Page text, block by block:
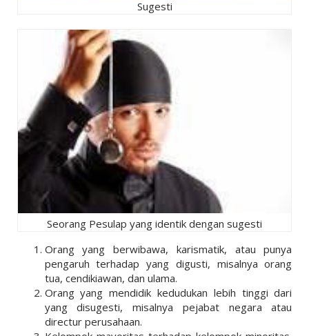
Sugesti
Seorang Pesulap yang identik dengan sugesti
Orang yang berwibawa, karismatik, atau punya
pengaruh terhadap yang digusti, misalnya orang
tua, cendikiawan, dan ulama.
Orang yang mendidik kedudukan lebih tinggi dari
yang disugesti, misalnya pejabat negara atau
directur perusahaan.